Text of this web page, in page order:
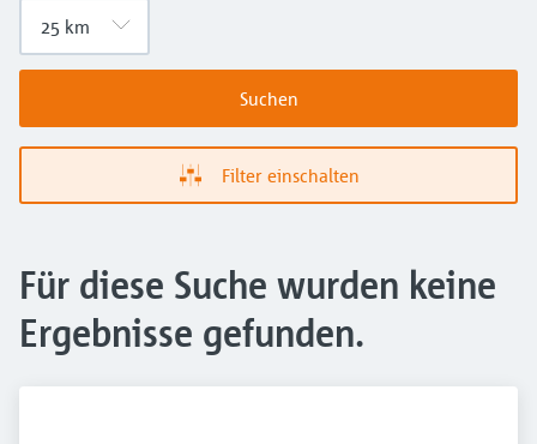
Suchen
Filter einschalten
Für diese Suche wurden keine
Ergebnisse gefunden.